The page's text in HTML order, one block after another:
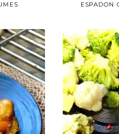
ESPADON